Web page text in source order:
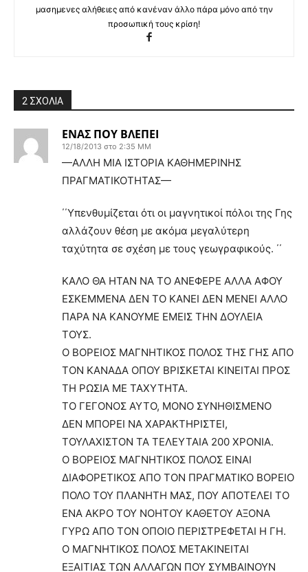
μασημενες αλήθειες από κανέναν άλλο πάρα μόνο από την
προσωπική τους κρίση!
2 ΣΧΟΛΙΑ
ΕΝΑΣ ΠΟΥ ΒΛΕΠΕΙ
12/18/2013 στο 2:35 ΜΜ
—ΑΛΛΗ ΜΙΑ ΙΣΤΟΡΙΑ ΚΑΘΗΜΕΡΙΝΗΣ
ΠΡΑΓΜΑΤΙΚΟΤΗΤΑΣ—
΄΄Υπενθυμίζεται ότι οι μαγνητικοί πόλοι της Γης
αλλάζουν θέση με ακόμα μεγαλύτερη
ταχύτητα σε σχέση με τους γεωγραφικούς. ΄΄
ΚΑΛΟ ΘΑ ΗΤΑΝ ΝΑ ΤΟ ΑΝΕΦΕΡΕ ΑΛΛΑ ΑΦΟΥ
ΕΣΚΕΜΜΕΝΑ ΔΕΝ ΤΟ ΚΑΝΕΙ ΔΕΝ ΜΕΝΕΙ ΑΛΛΟ
ΠΑΡΑ ΝΑ ΚΑΝΟΥΜΕ ΕΜΕΙΣ ΤΗΝ ΔΟΥΛΕΙΑ
ΤΟΥΣ.
Ο ΒΟΡΕΙΟΣ ΜΑΓΝΗΤΙΚΟΣ ΠΟΛΟΣ ΤΗΣ ΓΗΣ ΑΠΟ
ΤΟΝ ΚΑΝΑΔΑ ΟΠΟΥ ΒΡΙΣΚΕΤΑΙ ΚΙΝΕΙΤΑΙ ΠΡΟΣ
ΤΗ ΡΩΣΙΑ ΜΕ ΤΑΧΥΤΗΤΑ.
ΤΟ ΓΕΓΟΝΟΣ ΑΥΤΟ, ΜΟΝΟ ΣΥΝΗΘΙΣΜΕΝΟ
ΔΕΝ ΜΠΟΡΕΙ ΝΑ ΧΑΡΑΚΤΗΡΙΣΤΕΙ,
ΤΟΥΛΑΧΙΣΤΟΝ ΤΑ ΤΕΛΕΥΤΑΙΑ 200 ΧΡΟΝΙΑ.
Ο ΒΟΡΕΙΟΣ ΜΑΓΝΗΤΙΚΟΣ ΠΟΛΟΣ ΕΙΝΑΙ
ΔΙΑΦΟΡΕΤΙΚΟΣ ΑΠΟ ΤΟΝ ΠΡΑΓΜΑΤΙΚΟ ΒΟΡΕΙΟ
ΠΟΛΟ ΤΟΥ ΠΛΑΝΗΤΗ ΜΑΣ, ΠΟΥ ΑΠΟΤΕΛΕΙ ΤΟ
ΕΝΑ ΑΚΡΟ ΤΟΥ ΝΟΗΤΟΥ ΚΑΘΕΤΟΥ ΑΞΟΝΑ
ΓΥΡΩ ΑΠΟ ΤΟΝ ΟΠΟΙΟ ΠΕΡΙΣΤΡΕΦΕΤΑΙ Η ΓΗ.
Ο ΜΑΓΝΗΤΙΚΟΣ ΠΟΛΟΣ ΜΕΤΑΚΙΝΕΙΤΑΙ
ΕΞΑΙΤΙΑΣ ΤΩΝ ΑΛΛΑΓΩΝ ΠΟΥ ΣΥΜΒΑΙΝΟΥΝ